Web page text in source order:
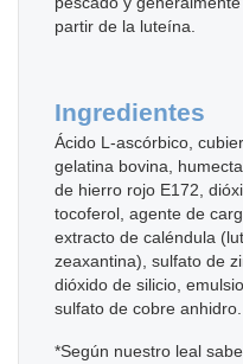
partir de la luteína.
Ingredientes
Ácido L-ascórbico,
gelatina bovina,
de hierro rojo E172,
tocoferol, agente de
extracto de caléndula
zeaxantina), sulfato de
dióxido de silicio,
sulfato de cobre anhidro.
*Según nuestro leal